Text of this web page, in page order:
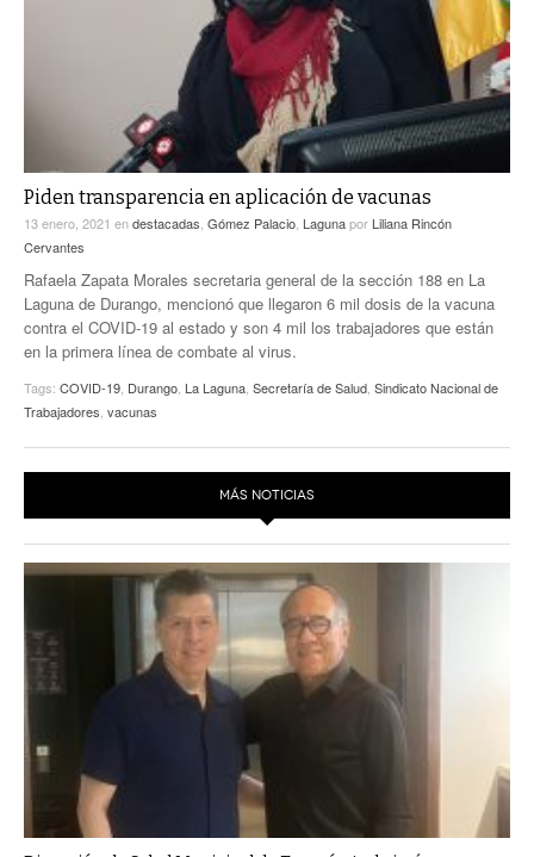
Piden transparencia en aplicación de vacunas
13 enero, 2021 endestacadas Gómez Palacio Lagunapor Liliana Rincón
Cervantes
Rafaela Zapata Morales secretaria general de la sección 188 en La
Laguna de Durango, mencionó que llegaron 6 mil dosis de la vacuna
contra el COVID-19 al estado y son 4 mil los trabajadores que están
en la primera línea de combate al virus.
Tags: COVID-19 Durango La Laguna Secretaría de Salud Sindicato Nacional de
Trabajadores vacunas
MÁS NOTICIAS